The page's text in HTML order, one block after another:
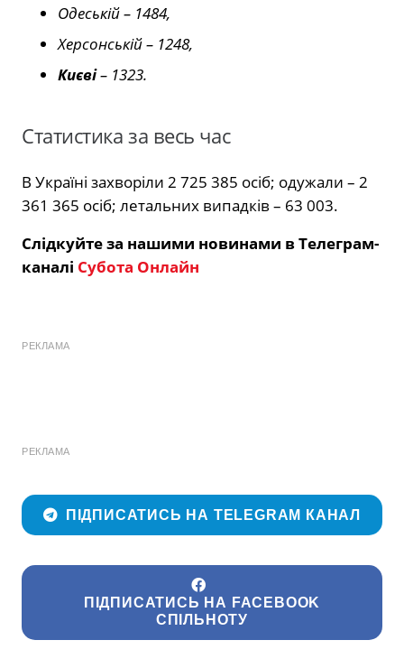
Одеській – 1484,
Херсонській – 1248,
Києві– 1323.
Статистика за весь час
В Україні захворіли 2 725 385 осіб; одужали – 2
361 365 осіб; летальних випадків – 63 003.
Слідкуйте за нашими новинами в Телеграм-
каналі Субота Онлайн
РЕКЛАМА
РЕКЛАМА
ПІДПИСАТИСЬ НА TELEGRAM КАНАЛ
ПІДПИСАТИСЬ НА FACEBOOK
СПІЛЬНОТУ